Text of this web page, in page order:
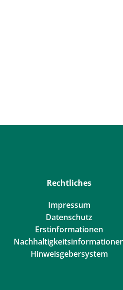
Rechtliches
Impressum
Datenschutz
Erstinformationen
Hinweisgebersystem